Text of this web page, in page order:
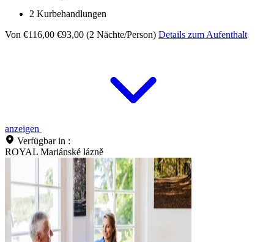
2 Kurbehandlungen
Von €116,00 €93,00 (2 Nächte/Person) Details zum Aufenthalt
anzeigen
Verfügbar in :
ROYAL Mariánské lázně